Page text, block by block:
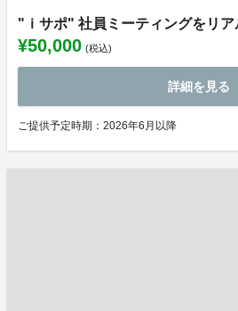
"ｉサポ" 社員ミーティングをリ
¥50,000 (税込)
詳細を見る
ご提供予定時期：2026年6月以降